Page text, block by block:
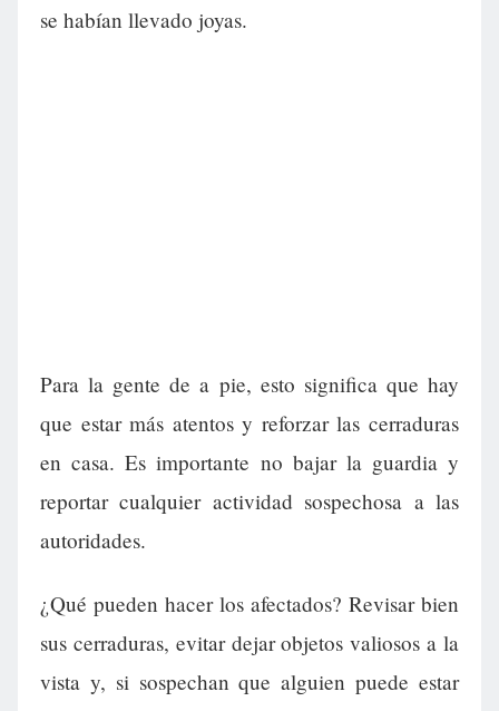
se habían llevado joyas.
Para la gente de a pie, esto significa que hay
que estar más atentos y reforzar las cerraduras
en casa. Es importante no bajar la guardia y
reportar cualquier actividad sospechosa a las
autoridades.
¿Qué pueden hacer los afectados? Revisar bien
sus cerraduras, evitar dejar objetos valiosos a la
vista y, si sospechan que alguien puede estar